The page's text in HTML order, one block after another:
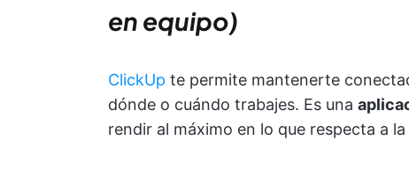
en equipo)
ClickUp te permite mantenerte
dónde o cuándo trabajes. Es una
rendir al máximo en lo que respecta a